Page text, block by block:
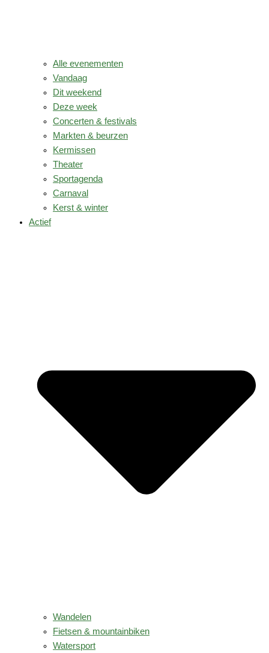
Alle evenementen
Vandaag
Dit weekend
Deze week
Concerten & festivals
Markten & beurzen
Kermissen
Theater
Sportagenda
Carnaval
Kerst & winter
Actief
Wandelen
Fietsen & mountainbiken
Watersport